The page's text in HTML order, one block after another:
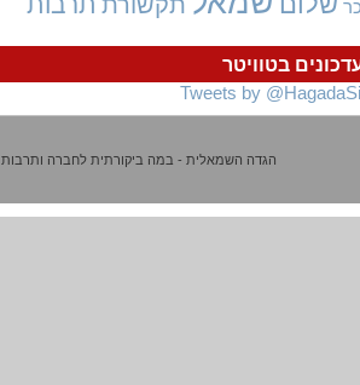
בטוויטר
Tweets by
הגדה השמאלית - במה ביקורתית לחברה ותרבות